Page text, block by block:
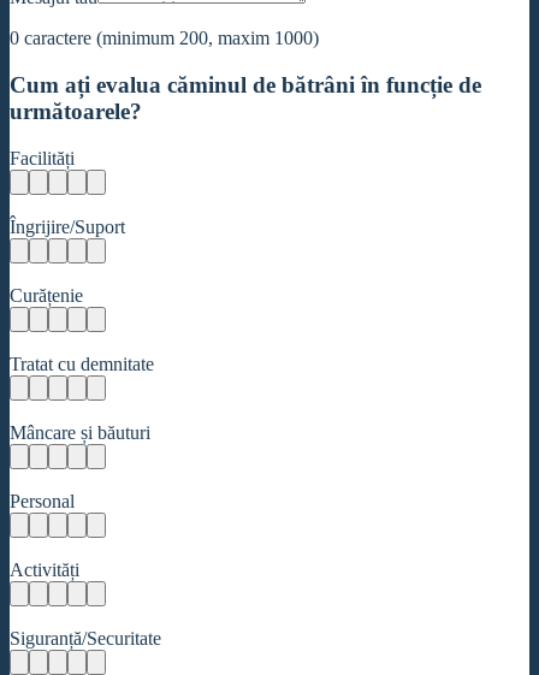
0 caractere (minimum 200, maxim 1000)
Cum ați evalua căminul de bătrâni în funcție de
următoarele?
Facilități
Îngrijire/Suport
Curățenie
Tratat cu demnitate
Mâncare și băuturi
Personal
Activități
Siguranță/Securitate